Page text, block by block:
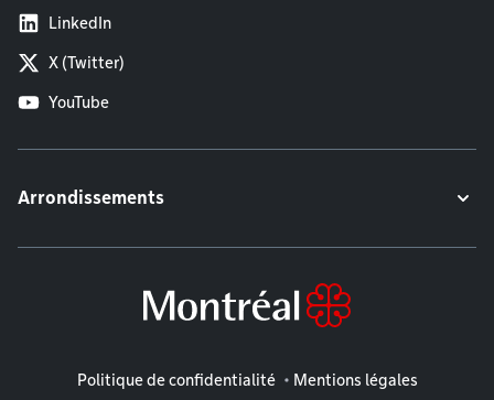
LinkedIn
X (Twitter)
YouTube
Arrondissements
Mentions légales
Politique de confidentialité Mentions légales